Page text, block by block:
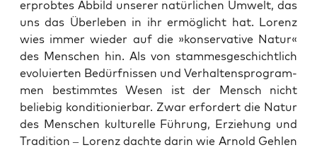
erprob­tes Abbild unse­rer natür­li­chen Umwelt, das
uns das Über­le­ben in ihr ermög­licht hat. Lorenz
wies immer wie­der auf die »kon­ser­va­ti­ve Natur«
des Men­schen hin. Als von stam­mes­ge­schicht­lich
evo­lu­ier­ten Bedürf­nis­sen und Ver­hal­tens­pro­gram­
men bestimm­tes Wesen ist der Mensch nicht
belie­big kon­di­tio­nier­bar. Zwar erfor­dert die Natur
des Men­schen kul­tu­rel­le Füh­rung, Erzie­hung und
Tra­di­ti­on – Lorenz dach­te dar­in wie Arnold Geh­len